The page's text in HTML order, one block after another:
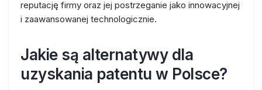
reputację firmy oraz jej postrzeganie jako innowacyjnej
i zaawansowanej technologicznie.
Jakie są alternatywy dla
uzyskania patentu w Polsce?